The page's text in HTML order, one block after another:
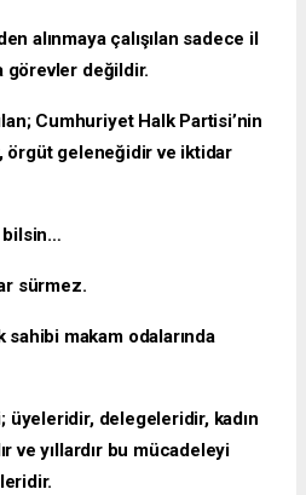
alınmaya çalışılan sadece il
görevler değildir.
Cumhuriyet Halk Partisi’nin
örgüt geleneğidir ve iktidar
bilsin…
sürmez.
makam odalarında
üyeleridir, delegeleridir, kadın
ve yıllardır bu mücadeleyi